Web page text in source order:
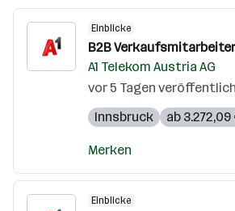
Einblicke
B2B
A1 Telekom Austria AG
vor 5 Tagen
Innsbruck
ab
Merken
Einblicke